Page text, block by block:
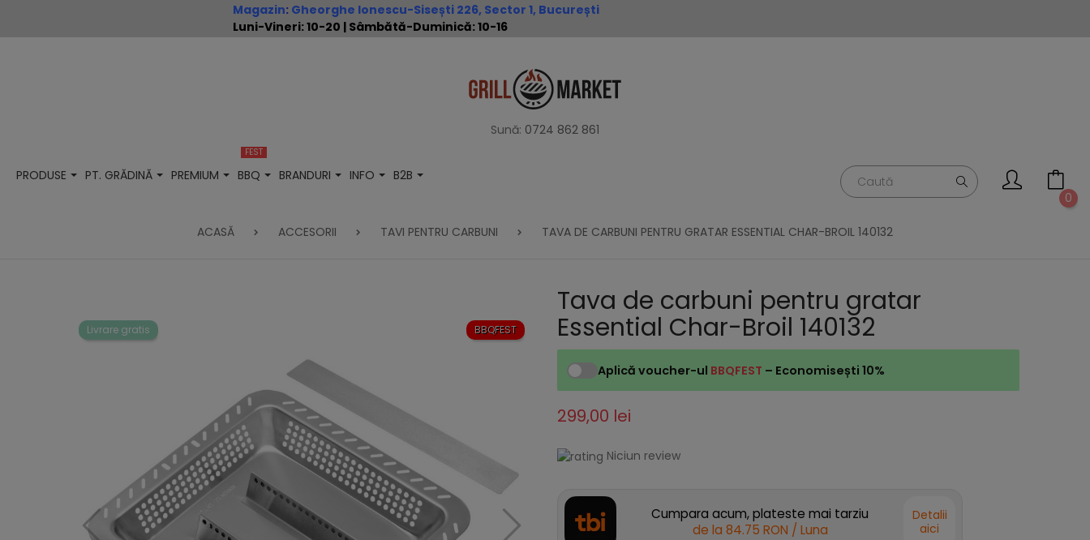
Magazin: Gheorghe Ionescu-Sisești 226, Sector 1, București
Luni-Vineri: 10-20 | Sâmbătă-Duminică: 10-16
Sună: 0724 862 861
PRODUSE PT. GRĂDINĂ PREMIUM BBQ
FEST
BRANDURI INFO
B2B
0
ACASĂ ACCESORII TAVI PENTRU CARBUNI TAVA DE CARBUNI PENTRU GRATAR ESSENTIAL CHAR-BROIL 140132
BBQFEST
Livrare gratis
Tava de carbuni pentru gratar
Essential Char-Broil 140132
Aplică voucher-ul BBQFEST – Economisești 10%
299,00 lei
Niciun review
Cumpara acum, plateste mai tarziu
de la 84.75 RON / Luna
Detalii
aici